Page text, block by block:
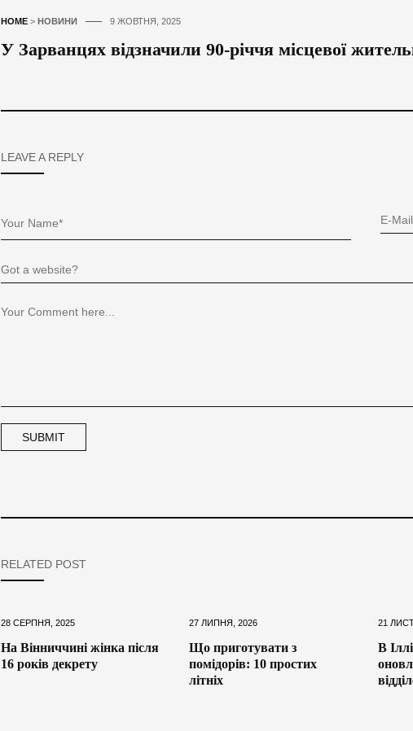
HOME> НОВИНИ 9 ЖОВТНЯ, 2025
У Зарванцях відзначили 90-річчя місцевої
LEAVE A REPLY
RELATED POST
28 СЕРПНЯ, 2025
На Вінниччині жінка після
16 років декрету
27 ЛИПНЯ, 2026
Що приготувати з
помідорів: 10 простих
літніх
21
В